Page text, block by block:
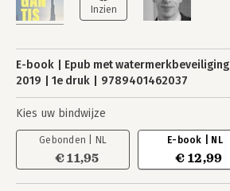
E-book Epub met watermerkbeveiliging
2019
1e druk 9789401462037
Kies uw bindwijze
Gebonden | NL
€ 11,95
E-book | NL
€ 12,99